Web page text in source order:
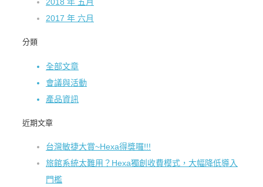
2017 年 六月
分類
全部文章
會議與活動
產品資訊
近期文章
台灣敏捷大賞~Hexa得獎囉!!!
旅館系統太難用？Hexa獨創收費模式，大幅降低導入
門檻